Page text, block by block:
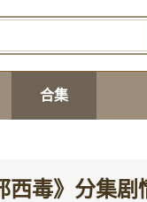
合集
西毒》分集剧